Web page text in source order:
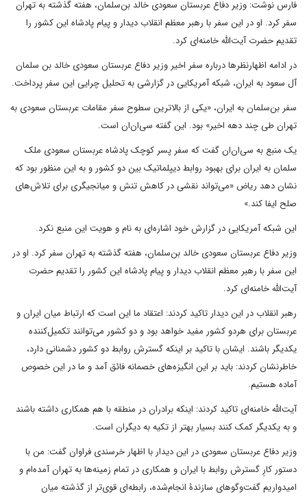
فارس نوشت: وزیر دفاع عربستان سعودی خالد بن‌سلمان، هفته گذشته به تهران
سفر کرد. او در این سفر با رهبر معظم انقلاب دیدار و پیام پادشاه این کشور را
تقدیم حضرت آیت‌الله خامنه‌ای کرد.
در ادامه اظهارنظرها درباره سفر اخیر وزیر دفاع عربستان سعودی خالد بن سلمان
آل سعود به ایران، شبکه آمریکایی در گزارشی به تحلیل چرایی این سفر پرداخت.
سفر بن‌سلمان به ایران، «یکی از بالاترین سطوح سفر مقامات عربستان سعودی به
تهران طی چند دهه اخیر» بود. این گفته سی‌ان‌ان است.
یک منبع به سی‌ان‌ان گفت که سفر پسر کوچک پادشاه عربستان سعودی ملک
سلمان به ایران برای بهبود روابط دیپلماتیک بین دو کشور و به این منظور بود که
نشان دهد ریاض «می‌تواند نقشی در کاهش تنش و میانجیگری برای تلاش‌های
صلح ایفا کند.»
این شبکه آمریکایی در گزارش خود اشاره‌ای به نام و هویت این منبع نکرد.
وزیر دفاع عربستان سعودی خالد بن‌سلمان، هفته گذشته به تهران سفر کرد. او در
این سفر با رهبر معظم انقلاب دیدار و پیام پادشاه این کشور را تقدیم حضرت
آیت‌الله خامنه‌ای کرد.
رهبر انقلاب در این دیدار تاکید کردند: اعتقاد ما این است که ارتباط میان ایران و
عربستان برای هردو کشور مفید خواهد بود و دو کشور می‌توانند تکمیل‌کننده
یکدیگر باشند. ایشان با تاکید بر اینکه گسترش روابط دو کشور دشمنانی دارد،
خاطرنشان کردند: باید بر این انگیزه‌های خصمانه فائق آمد و ما در این خصوص
آماده هستیم.
آیت‌الله خامنه‌ای تاکید کردند: اینکه برادران در منطقه با هم همکاری داشته باشند
و به یکدیگر کمک کنند بسیار بهتر از تکیه به دیگران است.
وزیر دفاع عربستان سعودی در این دیدار با اظهار خرسندی فراوان گفت: من با
دستور کارِ گسترش روابط با ایران و همکاری در تمام زمینه‌ها به تهران آمده‌ام و
امیدواریم گفت‌وگوهای سازندۀ انجام‌شده، رابطه‌ای قوی‌تر از گذشته میان